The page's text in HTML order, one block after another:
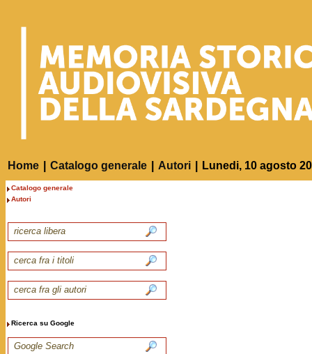
Home Catalogo generale Autori Lunedi, 10 agosto
Catalogo generale
Autori
Ricerca su Google